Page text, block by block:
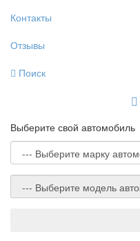
Контакты
Отзывы
Поиск
Выберите свой автомобиль